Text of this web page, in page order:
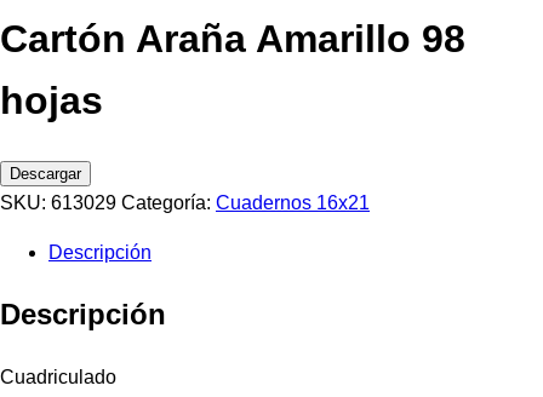
Cartón Araña Amarillo 98
hojas
Descargar
SKU: 613029 Categoría: Cuadernos 16x21
Descripción
Descripción
Cuadriculado